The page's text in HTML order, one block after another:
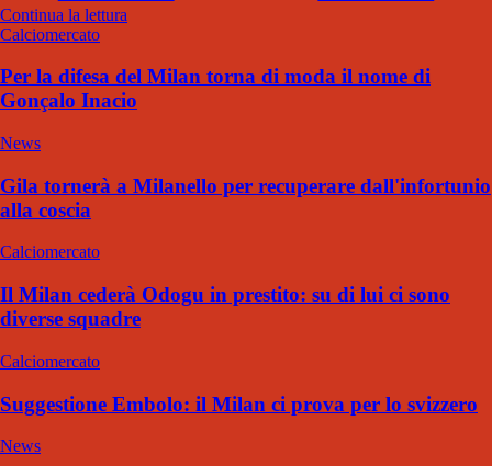
Continua la lettura
Calciomercato
Per la difesa del Milan torna di moda il nome di
Gonçalo Inacio
News
Gila tornerà a Milanello per recuperare dall'infortunio
alla coscia
Calciomercato
Il Milan cederà Odogu in prestito: su di lui ci sono
diverse squadre
Calciomercato
Suggestione Embolo: il Milan ci prova per lo svizzero
News